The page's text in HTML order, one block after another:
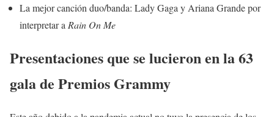
La mejor canción duo/banda: Lady Gaga y Ariana Grande por
interpretar a Rain On Me
Presentaciones que se lucieron en la 63
gala de Premios Grammy